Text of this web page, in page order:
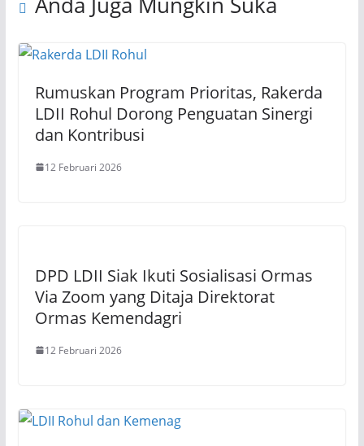
Rumuskan Program Prioritas, Rakerda
LDII Rohul Dorong Penguatan Sinergi
dan Kontribusi
12 Februari 2026
DPD LDII Siak Ikuti Sosialisasi Ormas
Via Zoom yang Ditaja Direktorat
Ormas Kemendagri
12 Februari 2026